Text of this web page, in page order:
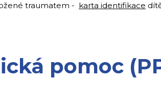
traumatem - karta identifikace
pomoc